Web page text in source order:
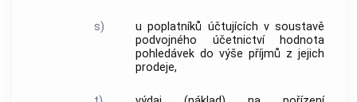
s)
u poplatníků účtujících v soustavě
podvojného účetnictví hodnota
pohledávek do výše příjmů z jejich
prodeje,